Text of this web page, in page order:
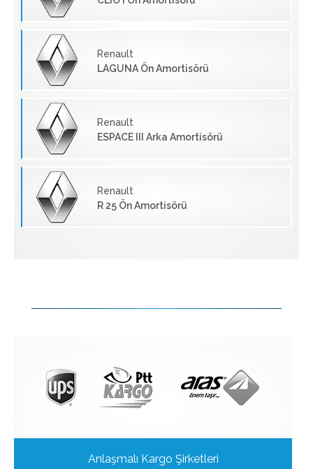
Renault
LAGUNA Ön Amortisörü
Renault
ESPACE III Arka Amortisörü
Renault
R 25 Ön Amortisörü
Anlaşmalı Kargo Şirketleri